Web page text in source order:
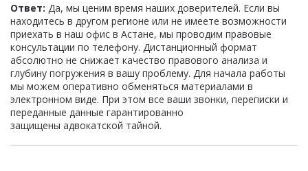
Ответ: Да, мы ценим время наших доверителей. Если вы
находитесь в другом регионе или не имеете возможности
приехать в наш офис в Астане, мы проводим правовые
консультации по телефону. Дистанционный формат
абсолютно не снижает качество правового анализа и
глубину погружения в вашу проблему. Для начала работы
мы можем оперативно обменяться материалами в
электронном виде. При этом все ваши звонки, переписки и
переданные данные гарантированно
защищены адвокатской тайной.